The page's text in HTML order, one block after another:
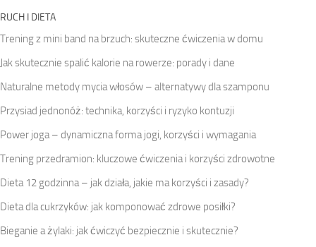
RUCH I DIETA
Trening z mini band na brzuch: skuteczne ćwiczenia w domu
Jak skutecznie spalić kalorie na rowerze: porady i dane
Naturalne metody mycia włosów – alternatywy dla szamponu
Przysiad jednonóż: technika, korzyści i ryzyko kontuzji
Power joga – dynamiczna forma jogi, korzyści i wymagania
Trening przedramion: kluczowe ćwiczenia i korzyści zdrowotne
Dieta 12 godzinna – jak działa, jakie ma korzyści i zasady?
Dieta dla cukrzyków: jak komponować zdrowe posiłki?
Bieganie a żylaki: jak ćwiczyć bezpiecznie i skutecznie?